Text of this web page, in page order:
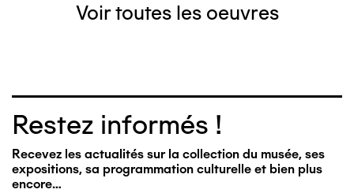
Voir toutes les oeuvres
Restez informés !
Recevez les actualités sur la collection du musée, ses
expositions, sa programmation culturelle et bien plus
encore…